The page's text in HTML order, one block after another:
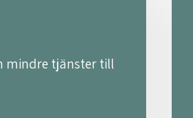
mindre tjänster till